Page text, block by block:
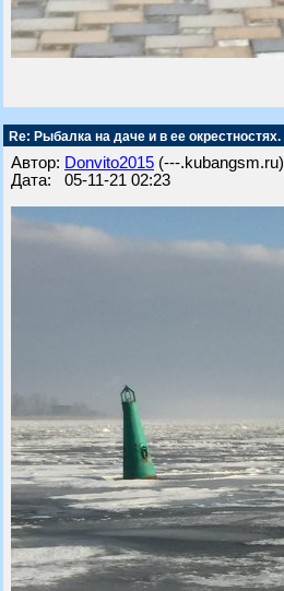
Re: Рыбалка на даче и в ее окрестностях.
Автор: Donvito2015 (---.kubangsm.ru)
Дата: 05-11-21 02:23